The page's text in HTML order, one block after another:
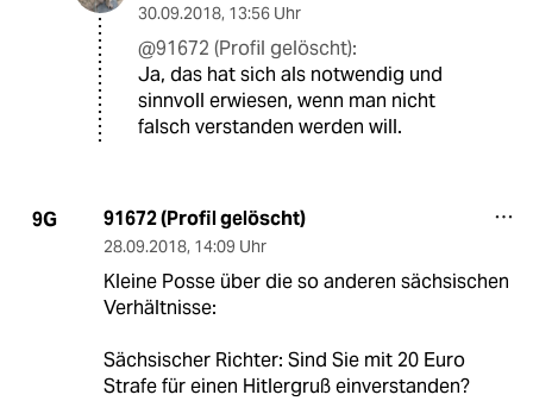
30.09.2018, 13:56 Uhr
@91672 (Profil gelöscht):
Ja, das hat sich als notwendig und
sinnvoll erwiesen, wenn man nicht
falsch verstanden werden will.
9G 91672 (Profil gelöscht)
28.09.2018, 14:09 Uhr
Kleine Posse über die so anderen sächsischen
Verhältnisse:
Sächsischer Richter: Sind Sie mit 20 Euro
Strafe für einen Hitlergruß einverstanden?